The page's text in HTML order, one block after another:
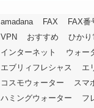
amadana FAX FAX番
VPN
おすすめ ひかり
インターネット
ウォー
エブリィフレシャス
エ
コスモウォーター
スマ
ハミングウォーター
フ